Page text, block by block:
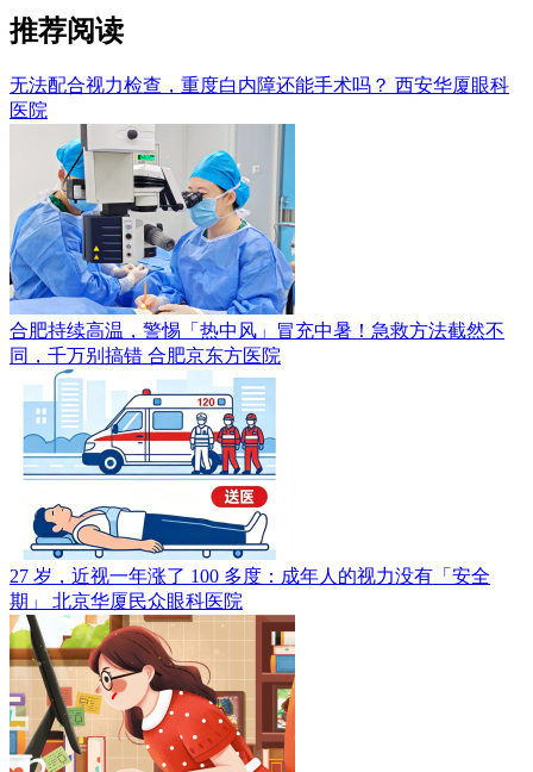
推荐阅读
无法配合视力检查，重度白内障还能手术吗？ 西安华厦眼科
医院
合肥持续高温，警惕「热中风」冒充中暑！急救方法截然不
同，千万别搞错 合肥京东方医院
27 岁，近视一年涨了 100 多度：成年人的视力没有「安全
期」 北京华厦民众眼科医院